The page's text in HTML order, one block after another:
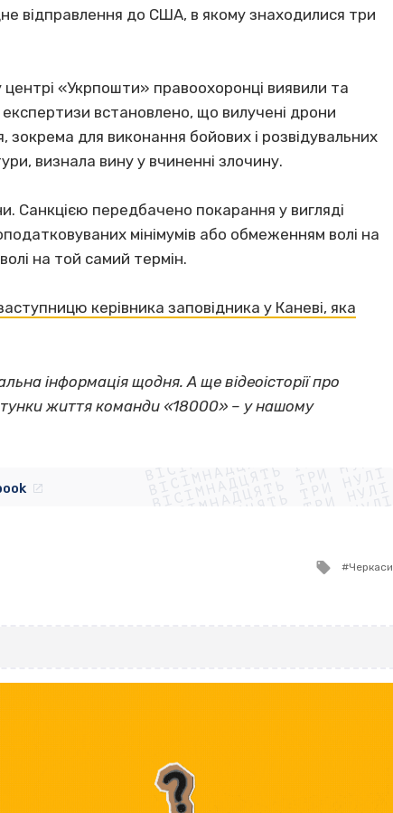
відправлення до США, в якому знаходилися три
«Укрпошти» правоохоронці виявили та
встановлено, що вилучені дрони
зокрема для виконання бойових і розвідувальних
визнала вину у вчиненні злочину.
Санкцією передбачено покарання у вигляді
мінімумів або обмеженням волі на
на той самий термін.
керівника заповідника у Каневі, яка
інформація щодня. А ще відеоісторії про
життя команди «18000» – у нашому
ВІСІМНАДЦЯТЬ ТРИ НУЛІ
ВІСІМНАДЦЯТЬ ТРИ НУЛІ
ВІСІМНАДЦЯТЬ ТРИ НУЛІ
ВІСІМНАДЦЯТЬ ТРИ НУЛІ
ВІСІМНАДЦЯТЬ ТРИ НУЛІ
ВІСІМНАДЦЯТЬ ТРИ НУЛІ
ВІСІМНАДЦЯТЬ ТРИ НУЛІ
ВІСІМНАДЦЯТЬ ТРИ НУЛІ
Tagged
Черкаси